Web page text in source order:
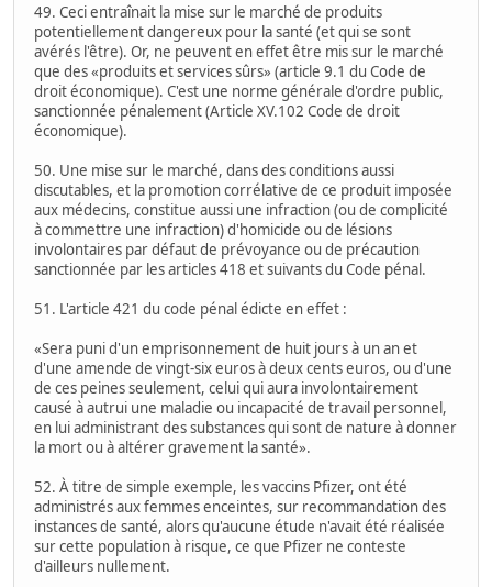
49. Ceci entraînait la mise sur le marché de produits
potentiellement dangereux pour la santé (et qui se sont
avérés l'être). Or, ne peuvent en effet être mis sur le marché
que des «produits et services sûrs» (article 9.1 du Code de
droit économique). C'est une norme générale d'ordre public,
sanctionnée pénalement (Article XV.102 Code de droit
économique).
50. Une mise sur le marché, dans des conditions aussi
discutables, et la promotion corrélative de ce produit imposée
aux médecins, constitue aussi une infraction (ou de complicité
à commettre une infraction) d'homicide ou de lésions
involontaires par défaut de prévoyance ou de précaution
sanctionnée par les articles 418 et suivants du Code pénal.
51. L'article 421 du code pénal édicte en effet :
«Sera puni d'un emprisonnement de huit jours à un an et
d'une amende de vingt-six euros à deux cents euros, ou d'une
de ces peines seulement, celui qui aura involontairement
causé à autrui une maladie ou incapacité de travail personnel,
en lui administrant des substances qui sont de nature à donner
la mort ou à altérer gravement la santé».
52. À titre de simple exemple, les vaccins Pfizer, ont été
administrés aux femmes enceintes, sur recommandation des
instances de santé, alors qu'aucune étude n'avait été réalisée
sur cette population à risque, ce que Pfizer ne conteste
d'ailleurs nullement.